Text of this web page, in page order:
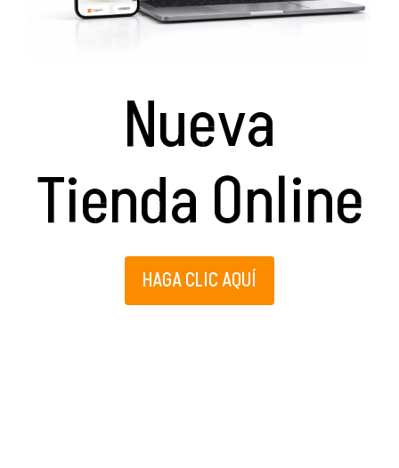
Nueva
Tienda Online
HAGA CLIC AQUÍ